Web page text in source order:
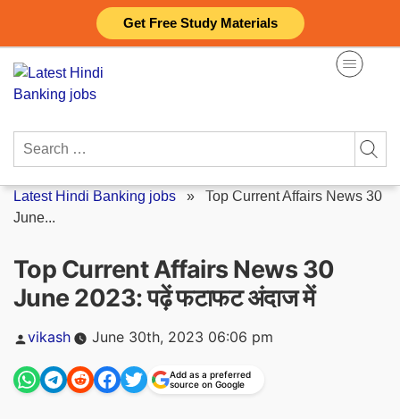
Get Free Study Materials
content
Search
Latest Hindi Banking jobs » Top Current Affairs News 30
June...
Top Current Affairs News 30
June 2023: पढ़ें फटाफट अंदाज में
Posted
vikash June 30th, 2023 06:06 pm
Add as a preferred
source on Google